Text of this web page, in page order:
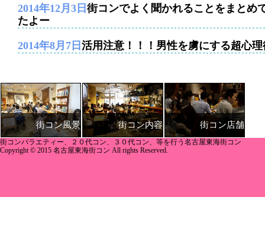
2014年12月3日 街コンでよく聞かれることをまとめ
たよー
2014年8月7日 活用注意！！！男性を虜にする超心理
街コン風景 街コン内容 街コン店舗
街コンバラエティー、２０代コン、３０代コン、等を行う名古屋東海街コン
Copyright © 2015 名古屋東海街コン All rights Reserved.